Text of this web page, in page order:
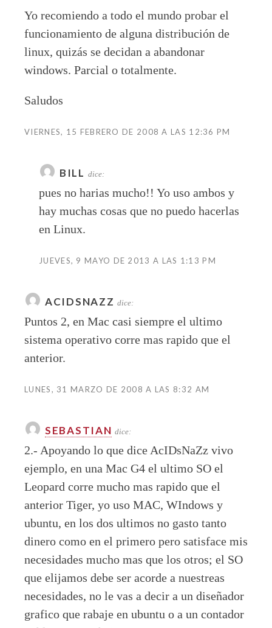
Yo recomiendo a todo el mundo probar el
funcionamiento de alguna distribución de
linux, quizás se decidan a abandonar
windows. Parcial o totalmente.
Saludos
VIERNES, 15 FEBRERO DE 2008 A LAS 12:36 PM
BILL dice:
pues no harias mucho!! Yo uso ambos y
hay muchas cosas que no puedo hacerlas
en Linux.
JUEVES, 9 MAYO DE 2013 A LAS 1:13 PM
ACIDSNAZZ dice:
Puntos 2, en Mac casi siempre el ultimo
sistema operativo corre mas rapido que el
anterior.
LUNES, 31 MARZO DE 2008 A LAS 8:32 AM
SEBASTIAN dice:
2.- Apoyando lo que dice AcIDsNaZz vivo
ejemplo, en una Mac G4 el ultimo SO el
Leopard corre mucho mas rapido que el
anterior Tiger, yo uso MAC, WIndows y
ubuntu, en los dos ultimos no gasto tanto
dinero como en el primero pero satisface mis
necesidades mucho mas que los otros; el SO
que elijamos debe ser acorde a nuestreas
necesidades, no le vas a decir a un diseñador
grafico que rabaje en ubuntu o a un contador